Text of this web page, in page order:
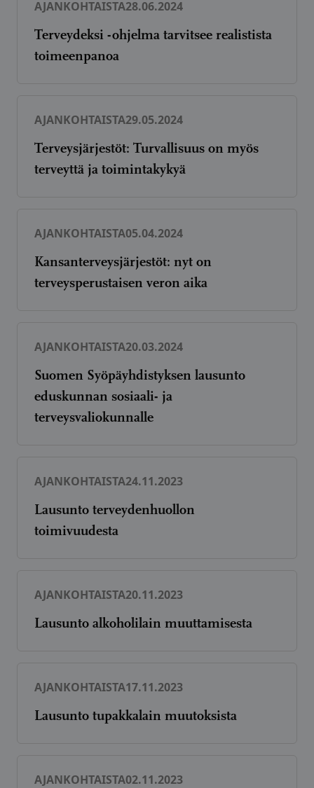
AJANKOHTAISTA28.06.2024
Terveydeksi -ohjelma tarvitsee realistista
toimeenpanoa
AJANKOHTAISTA29.05.2024
Terveysjärjestöt: Turvallisuus on myös
terveyttä ja toimintakykyä
AJANKOHTAISTA05.04.2024
Kansanterveysjärjestöt: nyt on
terveysperustaisen veron aika
AJANKOHTAISTA20.03.2024
Suomen Syöpäyhdistyksen lausunto
eduskunnan sosiaali- ja
terveysvaliokunnalle
AJANKOHTAISTA24.11.2023
Lausunto terveydenhuollon
toimivuudesta
AJANKOHTAISTA20.11.2023
Lausunto alkoholilain muuttamisesta
AJANKOHTAISTA17.11.2023
Lausunto tupakkalain muutoksista
AJANKOHTAISTA02.11.2023